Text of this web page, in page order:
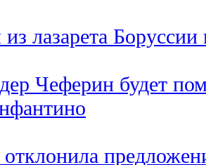
лазарета
Чеферин будет